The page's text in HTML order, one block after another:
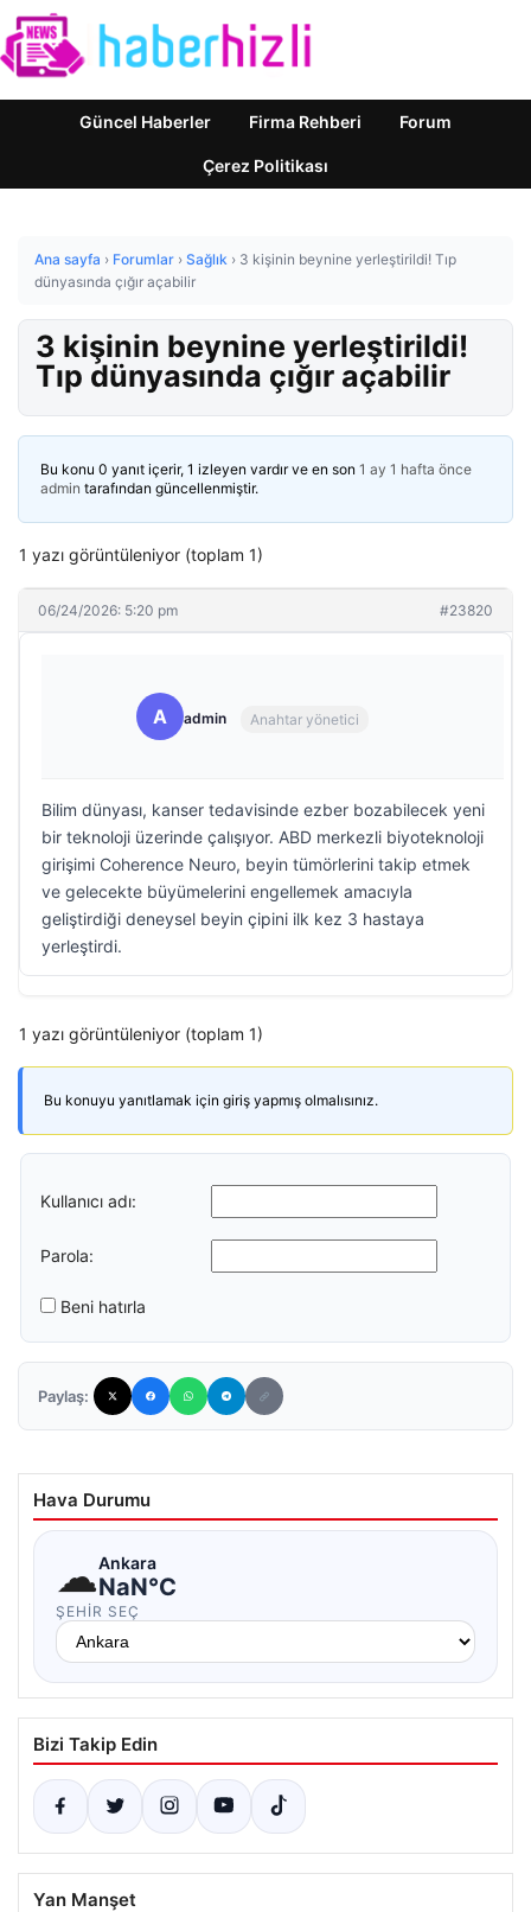
Güncel Haberler Firma Rehberi Forum
Çerez Politikası
Ana sayfa › Forumlar › Sağlık › 3 kişinin beynine yerleştirildi! Tıp
dünyasında çığır açabilir
3 kişinin beynine yerleştirildi!
Tıp dünyasında çığır açabilir
Bu konu 0 yanıt içerir, 1 izleyen vardır ve en son 1 ay 1 hafta önce
admin tarafından güncellenmiştir.
1 yazı görüntüleniyor (toplam 1)
06/24/2026: 5:20 pm #23820
A admin Anahtar yönetici
Bilim dünyası, kanser tedavisinde ezber bozabilecek yeni
bir teknoloji üzerinde çalışıyor. ABD merkezli biyoteknoloji
girişimi Coherence Neuro, beyin tümörlerini takip etmek
ve gelecekte büyümelerini engellemek amacıyla
geliştirdiği deneysel beyin çipini ilk kez 3 hastaya
yerleştirdi.
1 yazı görüntüleniyor (toplam 1)
Bu konuyu yanıtlamak için giriş yapmış olmalısınız.
Kullanıcı adı:
Parola:
Beni hatırla
Paylaş:
Hava Durumu
☁Ankara
NaN°C
ŞEHIR SEÇ
Bizi Takip Edin
Yan Manşet